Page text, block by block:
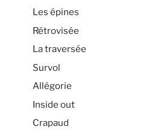
Les épines
Rétrovisée
La traversée
Survol
Allégorie
Inside out
Crapaud